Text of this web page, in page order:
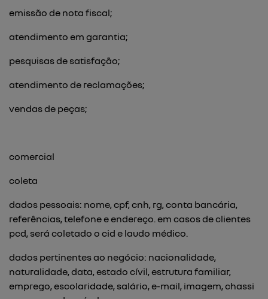
emissão de nota fiscal;
atendimento em garantia;
pesquisas de satisfação;
atendimento de reclamações;
vendas de peças;
comercial
coleta
dados pessoais: nome, cpf, cnh, rg, conta bancária,
referências, telefone e endereço. em casos de clientes
pcd, será coletado o cid e laudo médico.
dados pertinentes ao negócio: nacionalidade,
naturalidade, data, estado cívil, estrutura familiar,
emprego, escolaridade, salário, e-mail, imagem, chassi